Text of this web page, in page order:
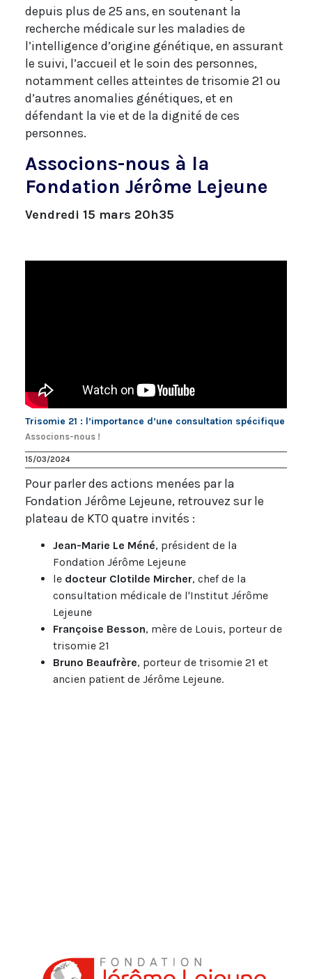
depuis plus de 25 ans, en soutenant la
recherche médicale sur les maladies de
l’intelligence d’origine génétique, en assurant
le suivi, l’accueil et le soin des personnes,
notamment celles atteintes de trisomie 21 ou
d’autres anomalies génétiques, et en
défendant la vie et de la dignité de ces
personnes.
Associons-nous à la
Fondation Jérôme Lejeune
Vendredi 15 mars 20h35
Trisomie 21 : l’importance d’une consultation spécifique
Associons-nous !
15/03/2024
Pour parler des actions menées par la
Fondation Jérôme Lejeune, retrouvez sur le
plateau de KTO quatre invités :
Jean-Marie Le Méné, président de la
Fondation Jérôme Lejeune
le docteur Clotilde Mircher, chef de la
consultation médicale de l'Institut Jérôme
Lejeune
Françoise Besson, mère de Louis, porteur de
trisomie 21
Bruno Beaufrère, porteur de trisomie 21 et
ancien patient de Jérôme Lejeune.